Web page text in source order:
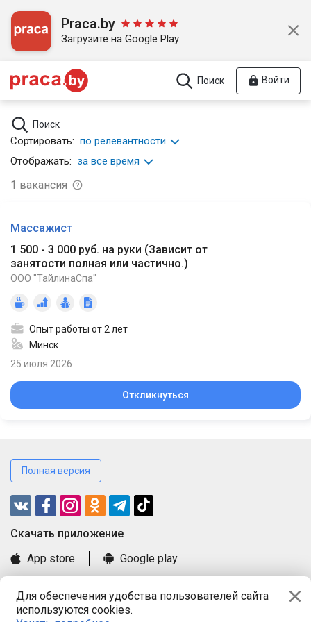
Для обеспечения удобства пользователей сайта
используются cookies.
Praca.by
Загрузите на Google Play
Поиск Войти
Поиск
Сортировать: по релевантности
Отображать: за все время
1 вакансия
Массажист
1 500 - 3 000 руб. на руки (Зависит от
занятости полная или частично.)
ООО "ТайлинаСпа"
Опыт работы от 2 лет
Минск
25 июля 2026
Откликнуться
Полная версия
Cкачать приложение
App store
Google play
Книга замечаний и предложений